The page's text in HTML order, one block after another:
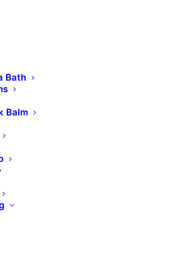
Bath
Balm
entsprechen dem
Produktion. Durch stetige
Prüfung der Rezepturen,
vorkommen. Die auf der
Inhaltsstoffe sind